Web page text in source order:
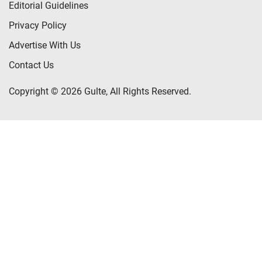
Editorial Guidelines
Privacy Policy
Advertise With Us
Contact Us
Copyright © 2026 Gulte, All Rights Reserved.